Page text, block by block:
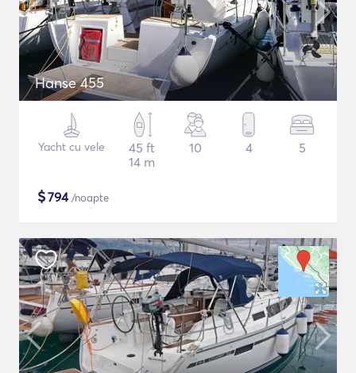
Hanse 455
Yacht cu vele
45 ft
14 m
10 4 5
$794/noapte